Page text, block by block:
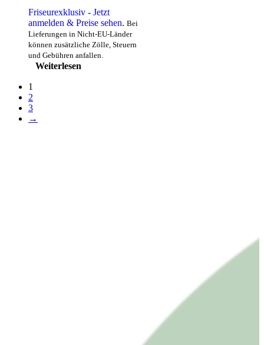
Friseurexklusiv - Jetzt
anmelden & Preise sehen. Bei
Lieferungen in Nicht-EU-Länder
können zusätzliche Zölle, Steuern
und Gebühren anfallen.
Weiterlesen
1
2
3
→